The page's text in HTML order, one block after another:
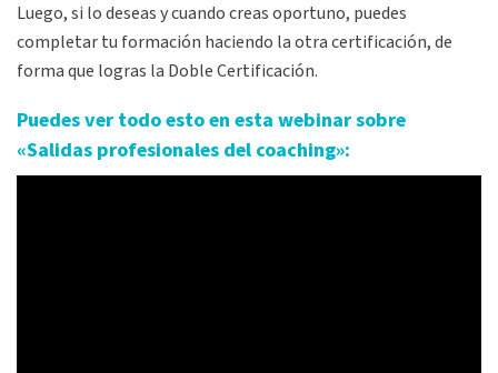
Luego, si lo deseas y cuando creas oportuno, puedes
completar tu formación haciendo la otra certificación, de
forma que logras la Doble Certificación.
Puedes ver todo esto en esta webinar sobre
«Salidas profesionales del coaching»: